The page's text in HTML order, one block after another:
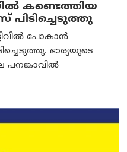
കണ്ടെത്തിയ
പിടിച്ചെടുത്തു
പോകാൻ
ഭാര്യയുടെ
പനങ്കാവിൽ